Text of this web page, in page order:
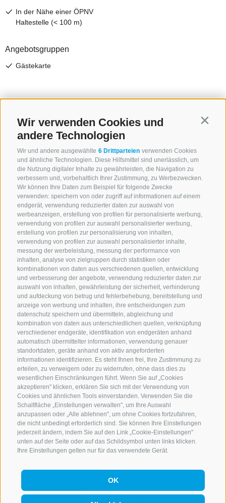
Wir verwenden Cookies und
andere Technologien
Wir und andere ausgewählte 6 Drittparteien verwenden Cookies
und ähnliche Technologien. Diese Hilfsmittel sind unerlässlich, um
die Nutzung digitaler Inhalte zu gewährleisten, die Navigation zu
verbessern und, vorbehaltlich Ihrer Zustimmung, zu Werbezwecken.
Wir können Ihre Daten zum Beispiel für folgende Zwecke
verwenden: speichern von oder zugriff auf informationen auf einem
endgerät, verwendung reduzierter daten zur auswahl von
werbeanzeigen, erstellung von profilen für personalisierte werbung,
verwendung von profilen zur auswahl personalisierter werbung,
erstellung von profilen zur personalisierung von inhalten,
verwendung von profilen zur auswahl personalisierter inhalte,
messung der werbeleistung, messung der performance von
inhalten, analyse von zielgruppen durch statistiken oder
kombinationen von daten aus verschiedenen quellen, entwicklung
und verbesserung der angebote, verwendung reduzierter daten zur
auswahl von inhalten, gewährleistung der sicherheit, verhinderung
und aufdeckung von betrug und fehlerbehebung, bereitstellung und
anzeige von werbung und inhalten, ihre entscheidungen zum
datenschutz speichern und übermitteln, abgleichung und
kombination von daten aus unterschiedlichen quellen, verknüpfung
verschiedener endgeräte, identifikation von endgeräten anhand
automatisch übermittelter informationen, verwendung genauer
standortdaten, geräte anhand von aktiv angeforderten
informationen identifizieren. Es steht Ihnen frei, Ihre Zustimmung zu
erteilen, zu verweigern oder zu widerrufen, ohne dass dies zu
wesentlichen Einschränkungen führt. Wenn Sie auf „Cookies
akzeptieren" klicken, erklären Sie sich mit der Verwendung von
Cookies und ähnlichen Tools einverstanden. Verwenden Sie die
Schaltfläche „Einstellungen verwalten", um Ihre Auswahl
anzupassen oder „Alle ablehnen", um ohne Cookies fortzufahren,
die nicht unbedingt erforderlich sind. Sie können Ihre Einstellungen
jederzeit ändern, indem Sie auf den Link „Cookie-Einstellungen"
unten auf der Seite oder auf das Schildsymbol unten links klicken.
Ihre Einstellungen gelten nur für das verwendete Gerät.
OK
KONTAKTIERE UNS
+39 0472 765 521
info@rosskopf.com
NEWSLETTER
Bleib am Laufenden
Newsletter Anmelden
COOKIE-RICHTLINIE